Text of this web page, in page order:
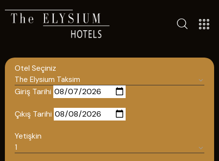
Otel Seçiniz
Giriş Tarihi
Çıkış Tarihi
Yetişkin
ALL HOTELS
POLICIES
TÜRKÇE
English